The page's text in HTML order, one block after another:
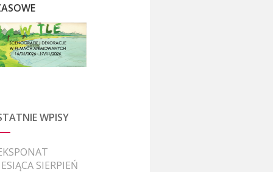
WPISY
SIERPIEŃ